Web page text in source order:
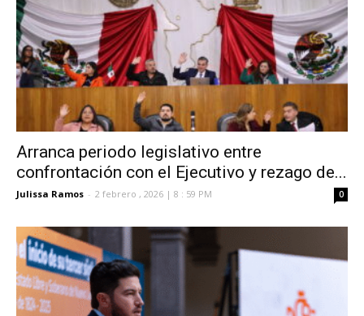
Arranca periodo legislativo entre
confrontación con el Ejecutivo y rezago de...
Julissa Ramos - 2 febrero , 2026 | 8 : 59 PM 0